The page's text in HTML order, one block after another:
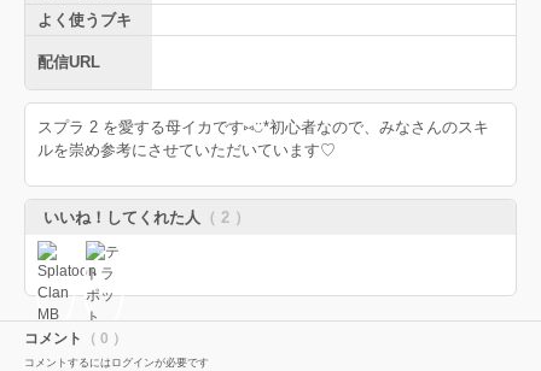
よく使うブキ
配信URL
スプラ 2 を愛する母イカです⑅◡̈*初心者なので、みなさんのスキ
ルを崇め参考にさせていただいています♡
いいね！してくれた人 （ 2 ）
コメント （ 0 ）
コメントするにはログインが必要です